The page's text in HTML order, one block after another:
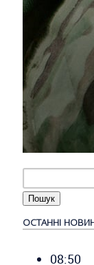
ОСТАННІ
08:50